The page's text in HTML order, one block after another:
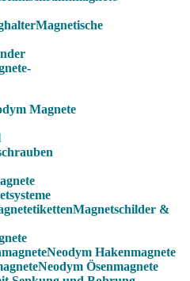
Magnetische
Magnete
Magnetschilder &
Neodym Hakenmagnete
Neodym Ösenmagnete